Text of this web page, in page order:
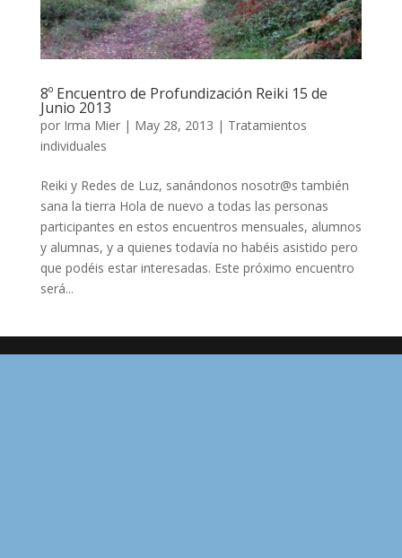
8º Encuentro de Profundización Reiki 15 de
Junio 2013
por Irma Mier| May 28, 2013 | Tratamientos
individuales
Reiki y Redes de Luz, sanándonos nosotr@s también
sana la tierra Hola de nuevo a todas las personas
participantes en estos encuentros mensuales, alumnos
y alumnas, y a quienes todavía no habéis asistido pero
que podéis estar interesadas. Este próximo encuentro
será...